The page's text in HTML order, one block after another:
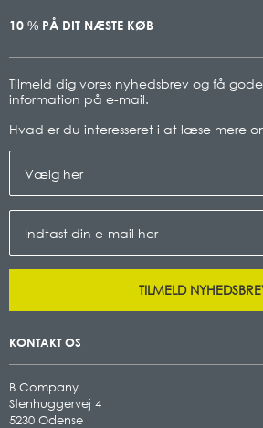
10 % PÅ DIT NÆSTE KØB
Tilmeld dig vores nyhedsbrev og få
information på e-mail.
Hvad er du interesseret i at læse mere
TILMELD
KONTAKT OS
B Company
Stenhuggervej 4
5230 Odense